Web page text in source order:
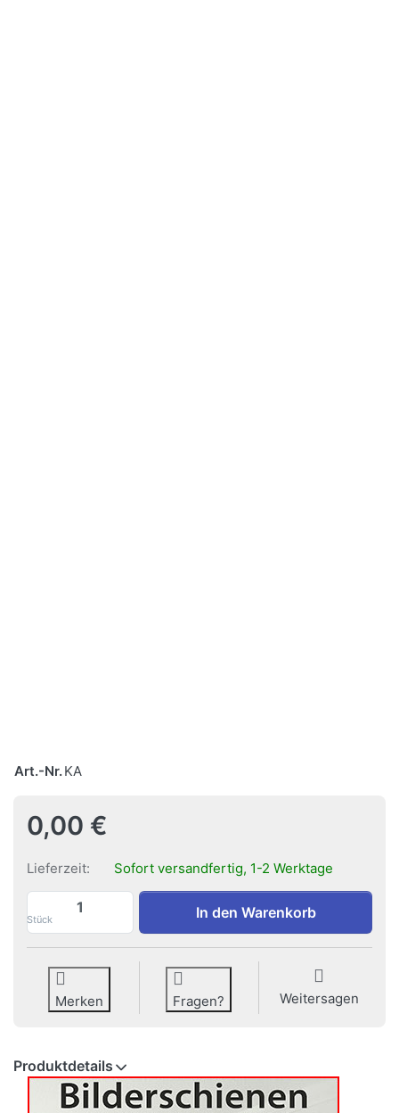
Art.-Nr.KA
0,00 €
Lieferzeit: Sofort versandfertig, 1-2 Werktage
Stück
Katalog Bilderschienen zu 0,00 €, Menge
In den Warenkorb
Merken Fragen? Weitersagen
Produktdetails